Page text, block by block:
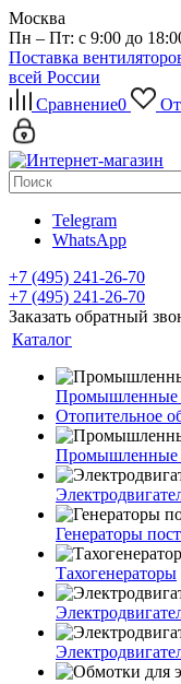
Москва
Пн – Пт: с 9:00 до
Поставка
всей России
Сравнение0
Telegram
WhatsApp
+7 (495) 241-26-70
+7 (495) 241-26-70
Заказать обратный
Каталог
Промышленные
Отопительное
Промышленные
Генераторы
Тахогенераторы